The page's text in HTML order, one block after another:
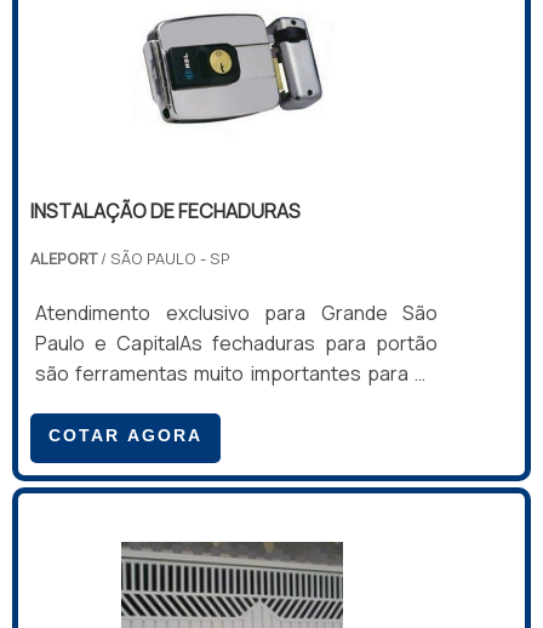
INSTALAÇÃO DE FECHADURAS
ALEPORT/ SÃO PAULO - SP
Atendimento exclusivo para Grande São
Paulo e CapitalAs fechaduras para portão
são ferramentas muito importantes para os
instalada, por exemplo: Empresas; Casas;
Escritórios; Indústrias; Prédios.É muito
importante que a instalação de fechaduras
com equipamentos e equipe capacitados.
Dessa forma, é possível encontrar maior
nível de qualidade nas funções que essa
COTAR AGORA